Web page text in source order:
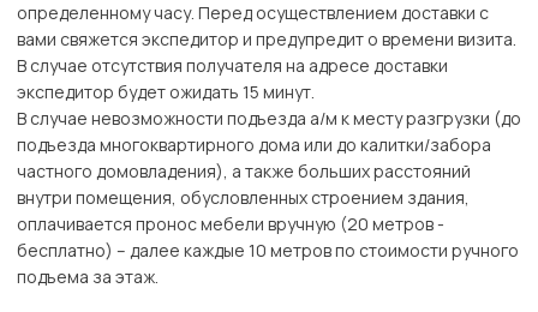
определенному часу. Перед осуществлением доставки с
вами свяжется экспедитор и предупредит о времени визита.
В случае отсутствия получателя на адресе доставки
экспедитор будет ожидать 15 минут.
В случае невозможности подъезда а/м к месту разгрузки (до
подъезда многоквартирного дома или до калитки/забора
частного домовладения), а также больших расстояний
внутри помещения, обусловленных строением здания,
оплачивается пронос мебели вручную (20 метров -
бесплатно) – далее каждые 10 метров по стоимости ручного
подъема за этаж.